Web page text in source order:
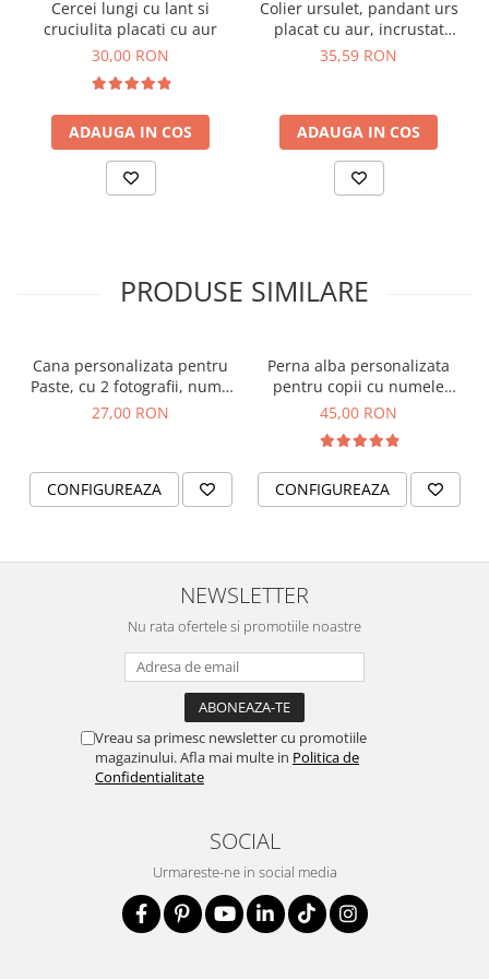
pentrucopil, femeie sau bărbat , potrivită pentru
orice ocazie: aniversări, Valentine’s Day, Ziua
Tatălui, Ziua Mamei, Crăciun sau pur și simplu un
cadou cu suflet și semnificație
✨ Detalii produs:
✔ Material: oțel inoxidabil 304 argintiu –
✔ Dimensiune bănuț: 20 mm (standard)
✔ Ambalare: cartonaș + plic inimioară negru
✔ Opțional: felicitare cadou personalizată
✔ Disponibil în mărimi: copil, femeie, bărbat
💝 Ideală pentru:
Cadouri personalizate cu fotografie, aniversări,
copilului sau animalului de companie.
cadou premium, cuvaloare emoțională și
durabilitate de o viață
Cercei lungi cu lant si
cruciulita placati cu aur
30,00 RON
ADAUGA IN COS
Colier ursulet, pandant urs
placat cu aur, incrustat
cristale Cubic Zirconia
35,59 RON
ADAUGA IN COS
PRODUSE SIMILARE
Cana personalizata pentru
Paste, cu 2 fotografii, nume
si mesajul Paste 2023, in
27,00 RON
CONFIGUREAZA
Perna alba personalizata
pentru copii cu numele
fetitei si curcubeu
45,00 RON
CONFIGUREAZA
NEWSLETTER
Nu rata ofertele si promotiile noastre
Vreau sa primesc newsletter cu promotiile
magazinului. Afla mai multe in Politica de
Confidentialitate
SOCIAL
Urmareste-ne in social media